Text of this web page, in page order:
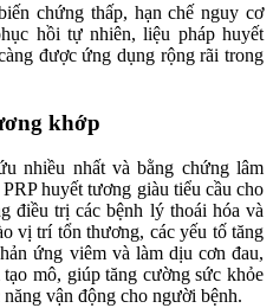
chứng thấp, hạn chế nguy cơ
hồi tự nhiên, liệu pháp huyết
được ứng dụng rộng rãi trong
khớp
nhiều nhất và bằng chứng lâm
huyết tương giàu tiểu cầu cho
điều trị các bệnh lý thoái hóa và
vị trí tổn thương, các yếu tố tăng
ứng viêm và làm dịu cơn đau,
mô, giúp tăng cường sức khỏe
vận động cho người bệnh.